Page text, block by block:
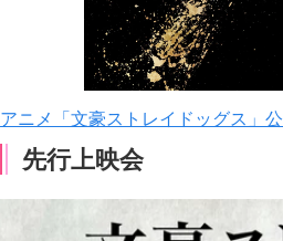
アニメ「文豪ストレイドッグス」
先行上映会